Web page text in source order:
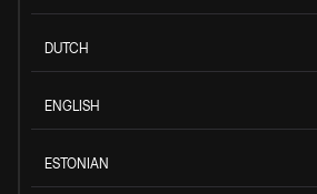
DUTCH
ENGLISH
ESTONIAN